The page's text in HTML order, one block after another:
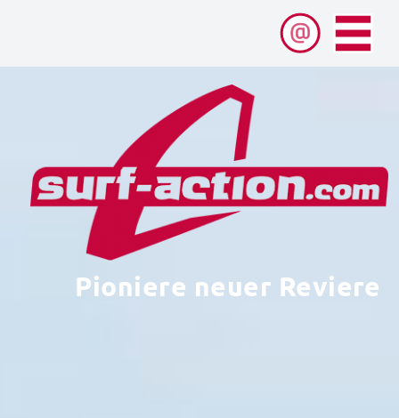
Pioniere neuer Reviere